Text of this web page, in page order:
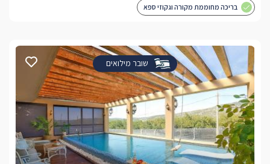
בריכה מחוממת מקורה וגקוזי ספא
שובר מילואים